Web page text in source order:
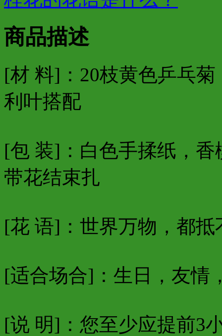
商品描述
[材 料]：20枝黄色乒乓
利叶搭配
[包 装]：白色手揉纸，
带花结束扎
[花 语]：世界万物，都
[适合场合]：生日，友情
[说 明]：您至少应提前3